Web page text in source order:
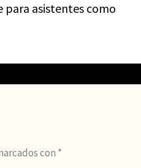
para asistentes como
con *